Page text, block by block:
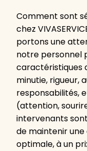
Comment sont
chez
portons une
notre personnel
caractéristiques
minutie, rigueur,
responsabilités,
(attention,
intervenants
de maintenir une
optimale, à un